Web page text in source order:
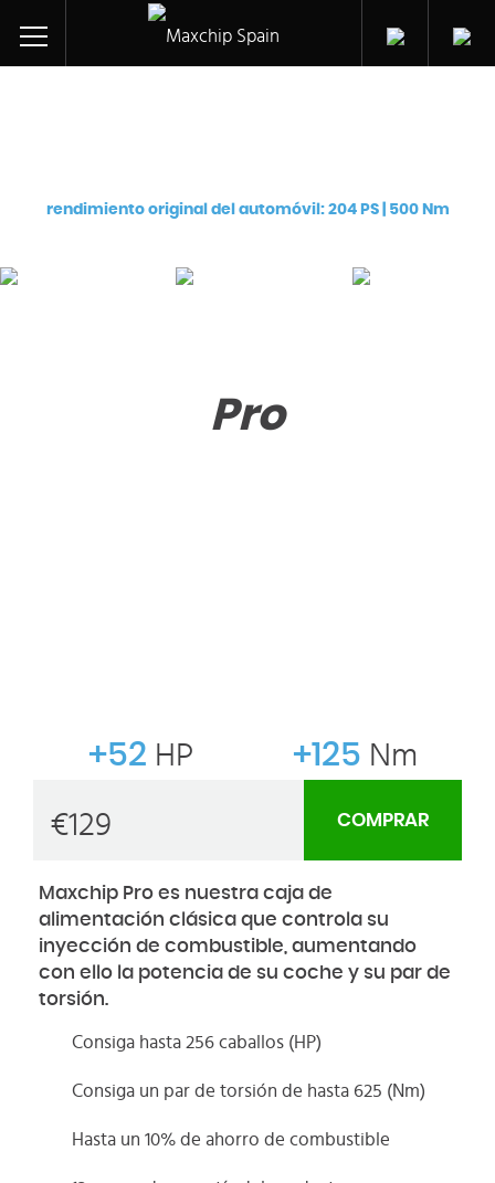
rendimiento original del automóvil: 204 PS | 500 Nm
Pro
+52 HP +125 Nm
€129 COMPRAR
Maxchip Pro es nuestra caja de
alimentación clásica que controla su
inyección de combustible, aumentando
con ello la potencia de su coche y su par de
torsión.
Consiga hasta 256 caballos (HP)
Consiga un par de torsión de hasta 625 (Nm)
Hasta un 10% de ahorro de combustible